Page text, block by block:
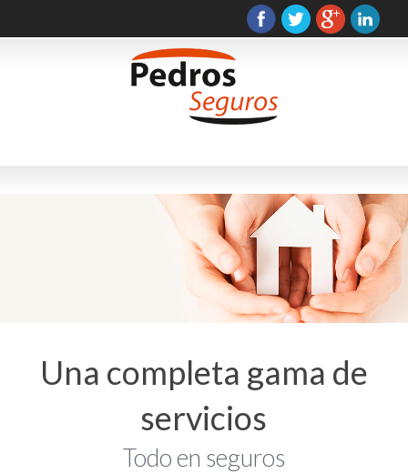
Una completa gama de
servicios
Todo en seguros